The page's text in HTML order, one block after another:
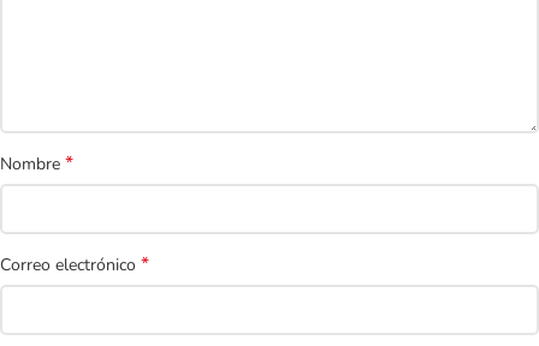
Nombre *
Correo electrónico *